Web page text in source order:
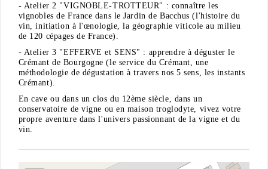
- Atelier 2 "VIGNOBLE-TROTTEUR" : connaître les
vignobles de France dans le Jardin de Bacchus (l'histoire du
vin, initiation à l'œnologie, la géographie viticole au milieu
de 120 cépages de France).
- Atelier 3 "EFFERVE et SENS" : apprendre à déguster le
Crémant de Bourgogne (le service du Crémant, une
méthodologie de dégustation à travers nos 5 sens, les instants
Crémant).
En cave ou dans un clos du 12ème siècle, dans un
conservatoire de vigne ou en maison troglodyte, vivez votre
propre aventure dans l'univers passionnant de la vigne et du
vin.